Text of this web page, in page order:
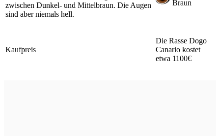
zwischen Dunkel- und Mittelbraun. Die Augen
sind aber niemals hell.
Braun
Kaufpreis
Die Rasse Dogo
Canario kostet
etwa 1100€